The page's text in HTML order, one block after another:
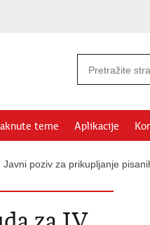
teme Aplikacije
Javni poziv za prikupljanje